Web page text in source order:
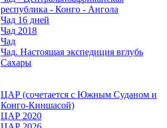
республика - Конго - Ангола
Чад 16 дней
Чад 2018
Чад
Чад. Настоящая экспедиция вглубь
Сахары
ЦАР (сочетается с Южным Суданом и
Конго-Киншасой)
ЦАР 2020